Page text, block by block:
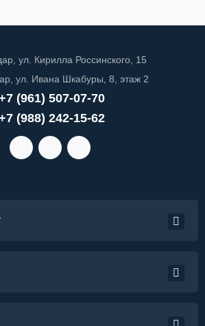
ул. Кирилла Россинского, 15
ул. Ивана Шкабуры, 8, этаж 2
(961) 507-07-70
(988) 242-15-62